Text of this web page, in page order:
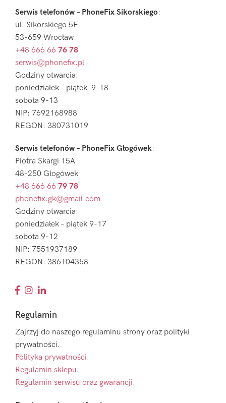
Serwis telefonów – PhoneFix Sikorskiego:
ul. Sikorskiego 5F
53-659 Wrocław
+48 666 66 76 78
serwis@phonefix.pl
Godziny otwarcia:
poniedziałek – piątek 9-18
sobota 9-13
NIP: 7692168988
REGON: 380731019
Serwis telefonów – PhoneFix Głogówek:
Piotra Skargi 15A
48-250 Głogówek
+48 666 66 79 78
phonefix.gk@gmail.com
Godziny otwarcia:
poniedziałek – piątek 9-17
sobota 9-12
NIP: 7551937189
REGON: 386104358
Regulamin
Zajrzyj do naszego regulaminu strony oraz polityki
prywatności.
Polityka prywatności.
Regulamin sklepu.
Regulamin serwisu oraz gwarancji.